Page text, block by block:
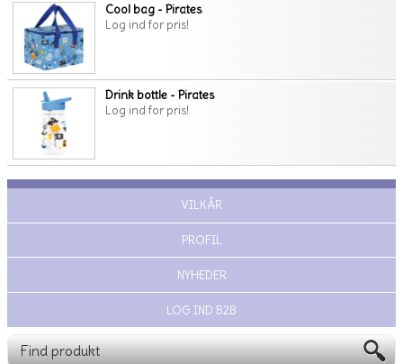
Cool bag - Pirates
Log ind for pris!
Drink bottle - Pirates
Log ind for pris!
VILKÅR
PROFIL
NYHEDER
LOG IND B2B